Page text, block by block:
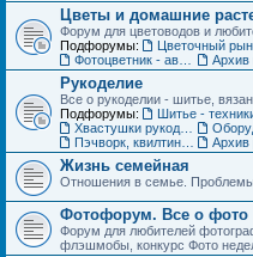
Цветы и домашние
Форум для цветоводов и
Подфорумы:
Рукоделие
Все о рукоделии - шитье,
Подфорумы:
Жизнь семейная
Отношения в семье.
Фотофорум. Все о фото
Форум для любителей
флэшмобы, конкурс Фото